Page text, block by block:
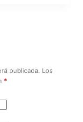
publicada. Los
*